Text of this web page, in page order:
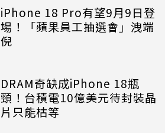
iPhone 18 Pro有望9月9日登
場！「蘋果員工抽選會」洩端
倪
DRAM奇缺成iPhone 18瓶
頸！台積電10億美元待封裝晶
片只能枯等